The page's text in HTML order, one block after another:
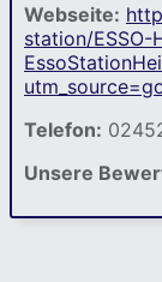
Webseite:
station/ESSO-
Telefon:
Unsere